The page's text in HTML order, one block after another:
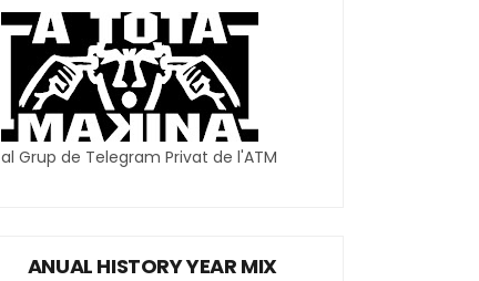
al Grup de Telegram Privat de l'ATM
ANUAL HISTORY YEAR MIX